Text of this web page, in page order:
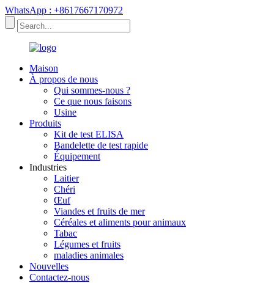
WhatsApp : +8617667170972
Maison
À propos de nous
Qui sommes-nous ?
Ce que nous faisons
Usine
Produits
Kit de test ELISA
Bandelette de test rapide
Équipement
Industries
Laitier
Chéri
Œuf
Viandes et fruits de mer
Céréales et aliments pour animaux
Tabac
Légumes et fruits
maladies animales
Nouvelles
Contactez-nous